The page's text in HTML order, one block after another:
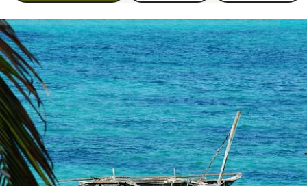
Bord de mer et îlesNgorongoro
100% de satisfaction(81 avis)
Âge des enfants
Les 6/9 ans Les 10/13 ans
Confort
Standard Supérieur
Haut de gamme